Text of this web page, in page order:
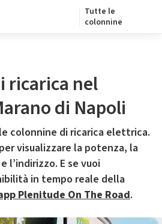
Tutte le
colonnine
ricarica nel
di Napoli
colonnine di ricarica elettrica.
visualizzare la potenza, la
l’indirizzo. E se vuoi
in tempo reale della
Plenitude On The Road.